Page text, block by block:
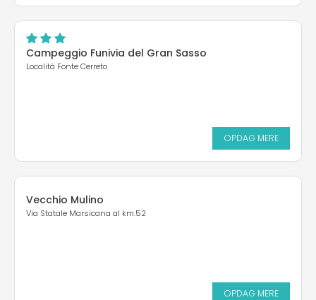
Campeggio Funivia del Gran Sasso
Località Fonte Cerreto
OPDAG MERE
Vecchio Mulino
Via Statale Marsicana al km.52
OPDAG MERE